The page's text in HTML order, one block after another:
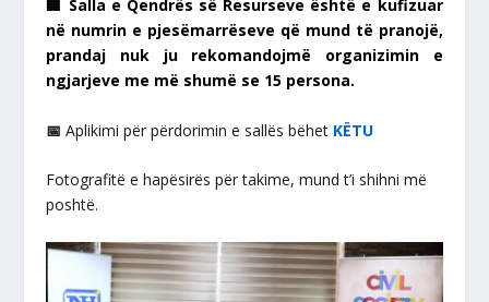
🏢 Salla e Qendrës së Resurseve është e kufizuar
në numrin e pjesëmarrëseve që mund të pranojë,
prandaj nuk ju rekomandojmë organizimin e
ngjarjeve me më shumë se 15 persona.
📅 Aplikimi për përdorimin e sallës bëhet KËTU
Fotografitë e hapësirës për takime, mund t’i shihni më
poshtë.